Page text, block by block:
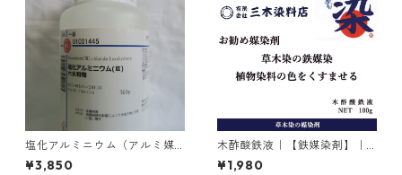
塩化アルミニウム（アルミ媒
染剤）｜500g入り
¥3,850
木酢酸鉄液｜【鉄媒染剤】｜1
00g
¥1,980